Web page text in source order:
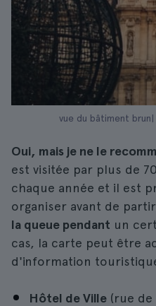
vue du bâtiment
Oui, mais je ne le
est visitée par plus de
chaque année et il est
organiser avant de
la queue pendant un
cas, la carte peut être
d'information
Hôtel de Ville (rue de